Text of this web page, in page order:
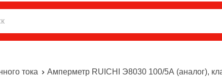
тока Амперметр RUICHI Э8030 100/5А (аналог),